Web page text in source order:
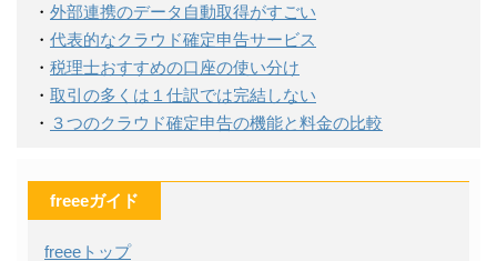
・ 外部連携のデータ自動取得がすごい
・ 代表的なクラウド確定申告サービス
・ 税理士おすすめの口座の使い分け
・ 取引の多くは１仕訳では完結しない
・ ３つのクラウド確定申告の機能と料金の比較
freeeガイド
freeeトップ